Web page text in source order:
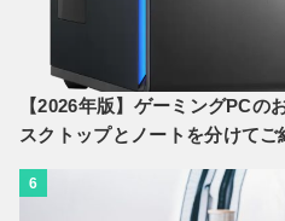
【2026年版】ゲーミングPCの
スクトップとノートを分けてご
6